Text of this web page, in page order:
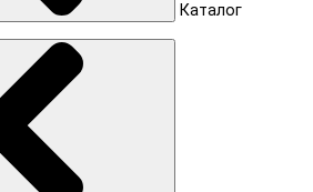
Каталог